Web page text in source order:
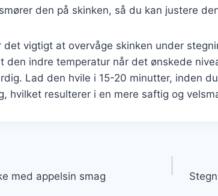
den på skinken, så du kan justere
det vigtigt at overvåge skinken under
den indre temperatur når det ønskede
Lad den hvile i 15-20 minutter, inden
hvilket resulterer i en mere saftig og
med appelsin smag